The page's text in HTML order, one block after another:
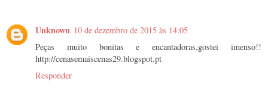
Unknown 10 de dezembro de 2015 às 14:05
Peças muito bonitas e encantadoras,gostei imenso!!
http://cenasemaiscenas29.blogspot.pt
Responder